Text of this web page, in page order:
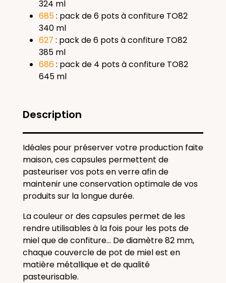
324 ml
685: pack de 6 pots à confiture TO82
340 ml
627 : pack de 6 pots à confiture TO82
385 ml
686: pack de 4 pots à confiture TO82
645 ml
Description
Idéales pour préserver votre production faite
maison, ces capsules permettent de
pasteuriser vos pots en verre afin de
maintenir une conservation optimale de vos
produits sur la longue durée.
La couleur or des capsules permet de les
rendre utilisables à la fois pour les pots de
miel que de confiture... De diamètre 82 mm,
chaque couvercle de pot de miel est en
matière métallique et de qualité
pasteurisable.